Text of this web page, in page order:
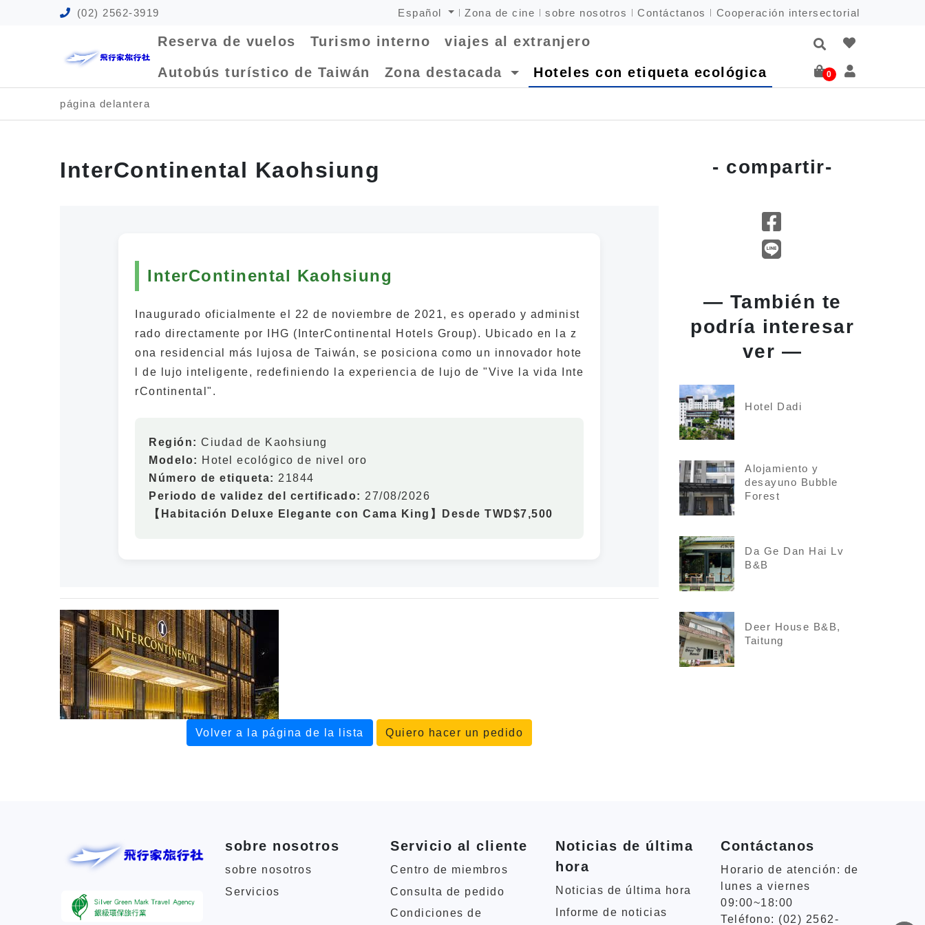
(02) 2562-3919 Español Zona de cine sobre nosotros Contáctanos Cooperación intersectorial
Reserva de vuelos Turismo interno viajes al extranjero
Autobús turístico de Taiwán Zona destacada Hoteles con etiqueta ecológica 0
página delantera
InterContinental Kaohsiung
InterContinental Kaohsiung
Inaugurado oficialmente el 22 de noviembre de 2021, es operado y administ
rado directamente por IHG (InterContinental Hotels Group). Ubicado en la z
ona residencial más lujosa de Taiwán, se posiciona como un innovador hote
l de lujo inteligente, redefiniendo la experiencia de lujo de "Vive la vida Inte
rContinental".
Región: Ciudad de Kaohsiung
Modelo: Hotel ecológico de nivel oro
Número de etiqueta: 21844
Periodo de validez del certificado: 27/08/2026
【Habitación Deluxe Elegante con Cama King】Desde TWD$7,500
Volver a la página de la lista Quiero hacer un pedido
- compartir-
— También te
podría interesar
ver —
Hotel Dadi
Alojamiento y
desayuno Bubble
Forest
Da Ge Dan Hai Lv
B&B
Deer House B&B,
Taitung
sobre nosotros
sobre nosotros
Servicios
Servicio al cliente
Centro de miembros
Consulta de pedido
Condiciones de
Noticias de última
hora
Noticias de última hora
Informe de noticias
Contáctanos
Horario de atención: de
lunes a viernes
09:00~18:00
Teléfono: (02) 2562-